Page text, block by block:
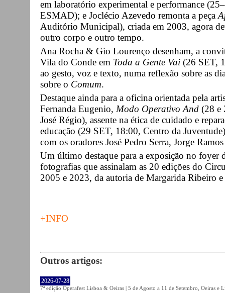
em laboratório experimental e performance
ESMAD); e Joclécio Azevedo remonta a peça
Auditório Municipal), criada em 2003, agora
outro corpo e outro tempo.
Ana Rocha & Gio Lourenço desenham, a
Vila do Conde em Toda a Gente Vai (26 SET,
ao gesto, voz e texto, numa reflexão sobre as
sobre o Comum.
Destaque ainda para a oficina orientada pela
Fernanda Eugenio, Modo Operativo And (28 e
José Régio), assente na ética de cuidado e
educação (29 SET, 18:00, Centro da
com os oradores José Pedro Serra, Jorge
Um último destaque para a exposição no foyer
fotografias que assinalam as 20 edições do
2005 e 2023, da autoria de Margarida Ribeiro e
+INFO
Outros artigos:
2026-07-28
7ª edição Operafest Lisboa & Oeiras | 5 de Agosto a 11 de Setembro, Oeiras e